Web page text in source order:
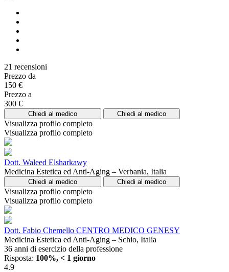
21 recensioni
Prezzo da
150 €
Prezzo a
300 €
Chiedi al medico Chiedi al medico
Visualizza profilo completo
Visualizza profilo completo
Dott. Waleed Elsharkawy
Medicina Estetica ed Anti-Aging – Verbania, Italia
Chiedi al medico Chiedi al medico
Visualizza profilo completo
Visualizza profilo completo
Dott. Fabio Chemello CENTRO MEDICO GENESY
Medicina Estetica ed Anti-Aging – Schio, Italia
36 anni di esercizio della professione
Risposta: 100%, < 1 giorno
4.9